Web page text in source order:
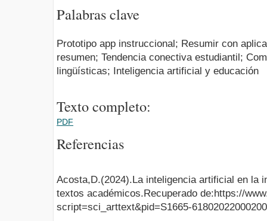
Palabras clave
Prototipo app instruccional; Resumir con
resumen; Tendencia conectiva estudiantil;
lingüísticas; Inteligencia artificial y educación
Texto completo:
PDF
Referencias
Acosta,D.(2024).La inteligencia artificial en la
textos académicos.Recuperado de:https://
script=sci_arttext&pid=S1665-